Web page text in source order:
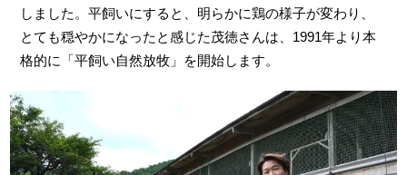
しました。平飼いにすると、明らかに鶏の様子が変わり、
とても穏やかになったと感じた茂徳さんは、1991年より本
格的に「平飼い自然放牧」を開始します。